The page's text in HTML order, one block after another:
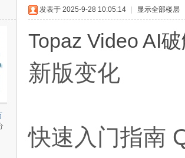
发表于 2025-9-28 10:05:14 显示全部楼层
Topaz Video AI
新版变化
快速入门指南